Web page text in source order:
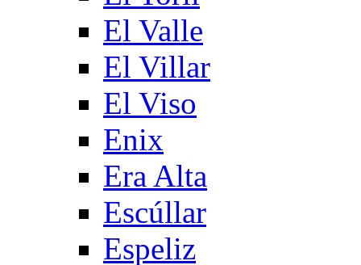
El Valle
El Villar
El Viso
Enix
Era Alta
Escúllar
Espeliz